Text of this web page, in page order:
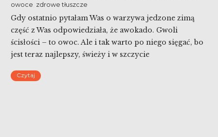
owoce zdrowe tłuszcze
Gdy ostatnio pytałam Was o warzywa jedzone zimą
część z Was odpowiedziała, że awokado. Gwoli
ścisłości – to owoc. Ale i tak warto po niego sięgać, bo
jest teraz najlepszy, świeży i w szczycie
niezaprzeczalne. Mimo stosunkowo dużej zawartości
Czytaj